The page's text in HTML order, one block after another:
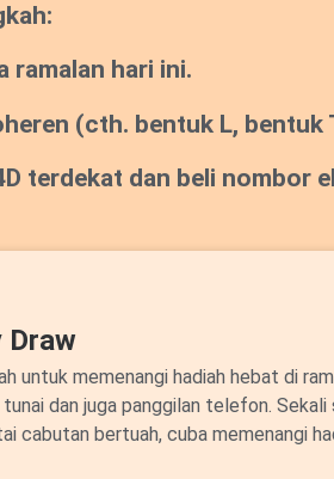
ramalan hari ini.
(cth. bentuk L, bentuk
terdekat dan beli nombor
Draw
untuk memenangi hadiah hebat di
dan juga panggilan telefon.
cabutan bertuah, cuba memenangi